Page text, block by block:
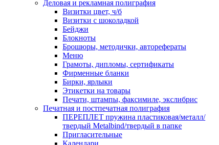
Деловая и рекламная полиграфия
Визитки цвет, ч/б
Визитки с шоколадкой
Бейджи
Блокноты
Брошюры, методички, авторефераты
Меню
Грамоты, дипломы, сертификаты
Фирменные бланки
Бирки, ярлыки
Этикетки на товары
Печати, штампы, факсимиле, экслибрис
Печатная и постпечатная полиграфия
ПЕРЕПЛЕТ пружина пластиковая/металл/
твердый Metalbind/твердый в папке
Пригласительные
Календари